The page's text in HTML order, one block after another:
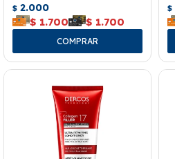
$ 2.000
$ 1.700 $ 1.700
$